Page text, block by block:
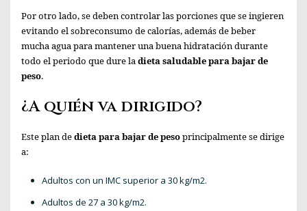
Por otro lado, se deben controlar las porciones que se ingieren
evitando el sobreconsumo de calorías, además de beber
mucha agua para mantener una buena hidratación durante
todo el periodo que dure ladieta saludable para bajar de
peso.
¿A quién va dirigido?
Este plan dedieta para bajar de pesoprincipalmente se dirige
a:
Adultos con un IMC superior a 30 kg/m2.
Adultos de 27 a 30 kg/m2.